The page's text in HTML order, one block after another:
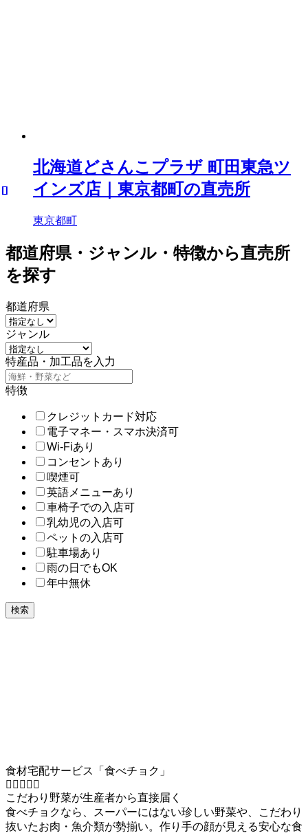
北海道どさんこプラザ 町田東急ツ
インズ店｜東京都町の直売所
東京都町
都道府県・ジャンル・特徴から直売所
を探す
都道府県
ジャンル
特産品・加工品を入力
特徴
クレジットカード対応
電子マネー・スマホ決済可
Wi-Fiあり
コンセントあり
喫煙可
英語メニューあり
車椅子での入店可
乳幼児の入店可
ペットの入店可
駐車場あり
雨の日でもOK
年中無休
検索
食材宅配サービス「食べチョク」
こだわり野菜が生産者から直接届く
食べチョクなら、スーパーにはない珍しい野菜や、こだわり
抜いたお肉・魚介類が勢揃い。作り手の顔が見える安心な食